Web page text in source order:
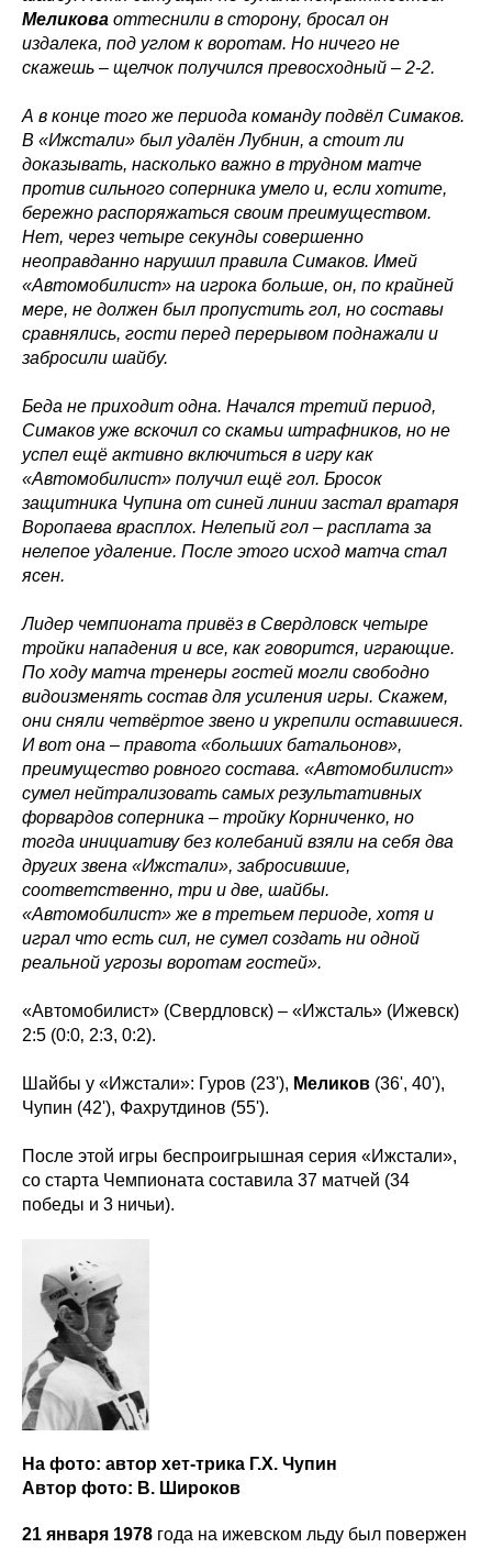
Меликова оттеснили в сторону, бросал он
издалека, под углом к воротам. Но ничего не
скажешь – щелчок получился превосходный – 2-2.
А в конце того же периода команду подвёл Симаков.
В «Ижстали» был удалён Лубнин, а стоит ли
доказывать, насколько важно в трудном матче
против сильного соперника умело и, если хотите,
бережно распоряжаться своим преимуществом.
Нет, через четыре секунды совершенно
неоправданно нарушил правила Симаков. Имей
«Автомобилист» на игрока больше, он, по крайней
мере, не должен был пропустить гол, но составы
сравнялись, гости перед перерывом поднажали и
забросили шайбу.
Беда не приходит одна. Начался третий период,
Симаков уже вскочил со скамьи штрафников, но не
успел ещё активно включиться в игру как
«Автомобилист» получил ещё гол. Бросок
защитника Чупина от синей линии застал вратаря
Воропаева врасплох. Нелепый гол – расплата за
нелепое удаление. После этого исход матча стал
ясен.
Лидер чемпионата привёз в Свердловск четыре
тройки нападения и все, как говорится, играющие.
По ходу матча тренеры гостей могли свободно
видоизменять состав для усиления игры. Скажем,
они сняли четвёртое звено и укрепили оставшиеся.
И вот она – правота «больших батальонов»,
преимущество ровного состава. «Автомобилист»
сумел нейтрализовать самых результативных
форвардов соперника – тройку Корниченко, но
тогда инициативу без колебаний взяли на себя два
других звена «Ижстали», забросившие,
соответственно, три и две, шайбы.
«Автомобилист» же в третьем периоде, хотя и
играл что есть сил, не сумел создать ни одной
реальной угрозы воротам гостей».
«Автомобилист» (Свердловск) – «Ижсталь» (Ижевск)
2:5 (0:0‚ 2:3, 0:2).
Шайбы у «Ижстали»: Гуров (23'), Меликов (36', 40'),
Чупин (42'), Фахрутдинов (55').
После этой игры беспроигрышная серия «Ижстали»,
со старта Чемпионата составила 37 матчей (34
победы и 3 ничьи).
На фото: автор хет-трика Г.Х. Чупин
Автор фото: В. Широков
21 января 1978 года на ижевском льду был повержен
ХК«Ижсталь»
Администрация
Состав команды
Тренерский штаб
НМХК«Прогресс»
Турнирная таблица
Тренерский штаб
Календарь МХЛ
Состав команды
Спортивная школа
по хоккею
Сайт
НМХЛ
ВХЛ
КХЛ
НХЛ
Всё о хоккее
Видео
Фан-зона
Акции для
болельщиков
Политика конфиденциальности
Согласие на обработку персональных данных
Публичная оферта
Правила возврата и обмена товара
ООО «ХК «Ижсталь»
ОГРН 1261800004751, ИНН 1800050073
г. Ижевск, ул. Свободы, д. 82а
8 (3412) 572062 (доб. 1)
izhstal@mail.ru